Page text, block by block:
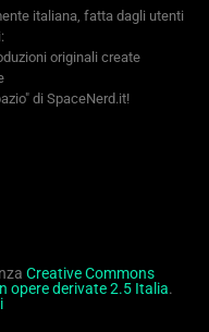
italiana, fatta dagli utenti
originali create
di SpaceNerd.it!
Creative Commons
opere derivate 2.5 Italia.